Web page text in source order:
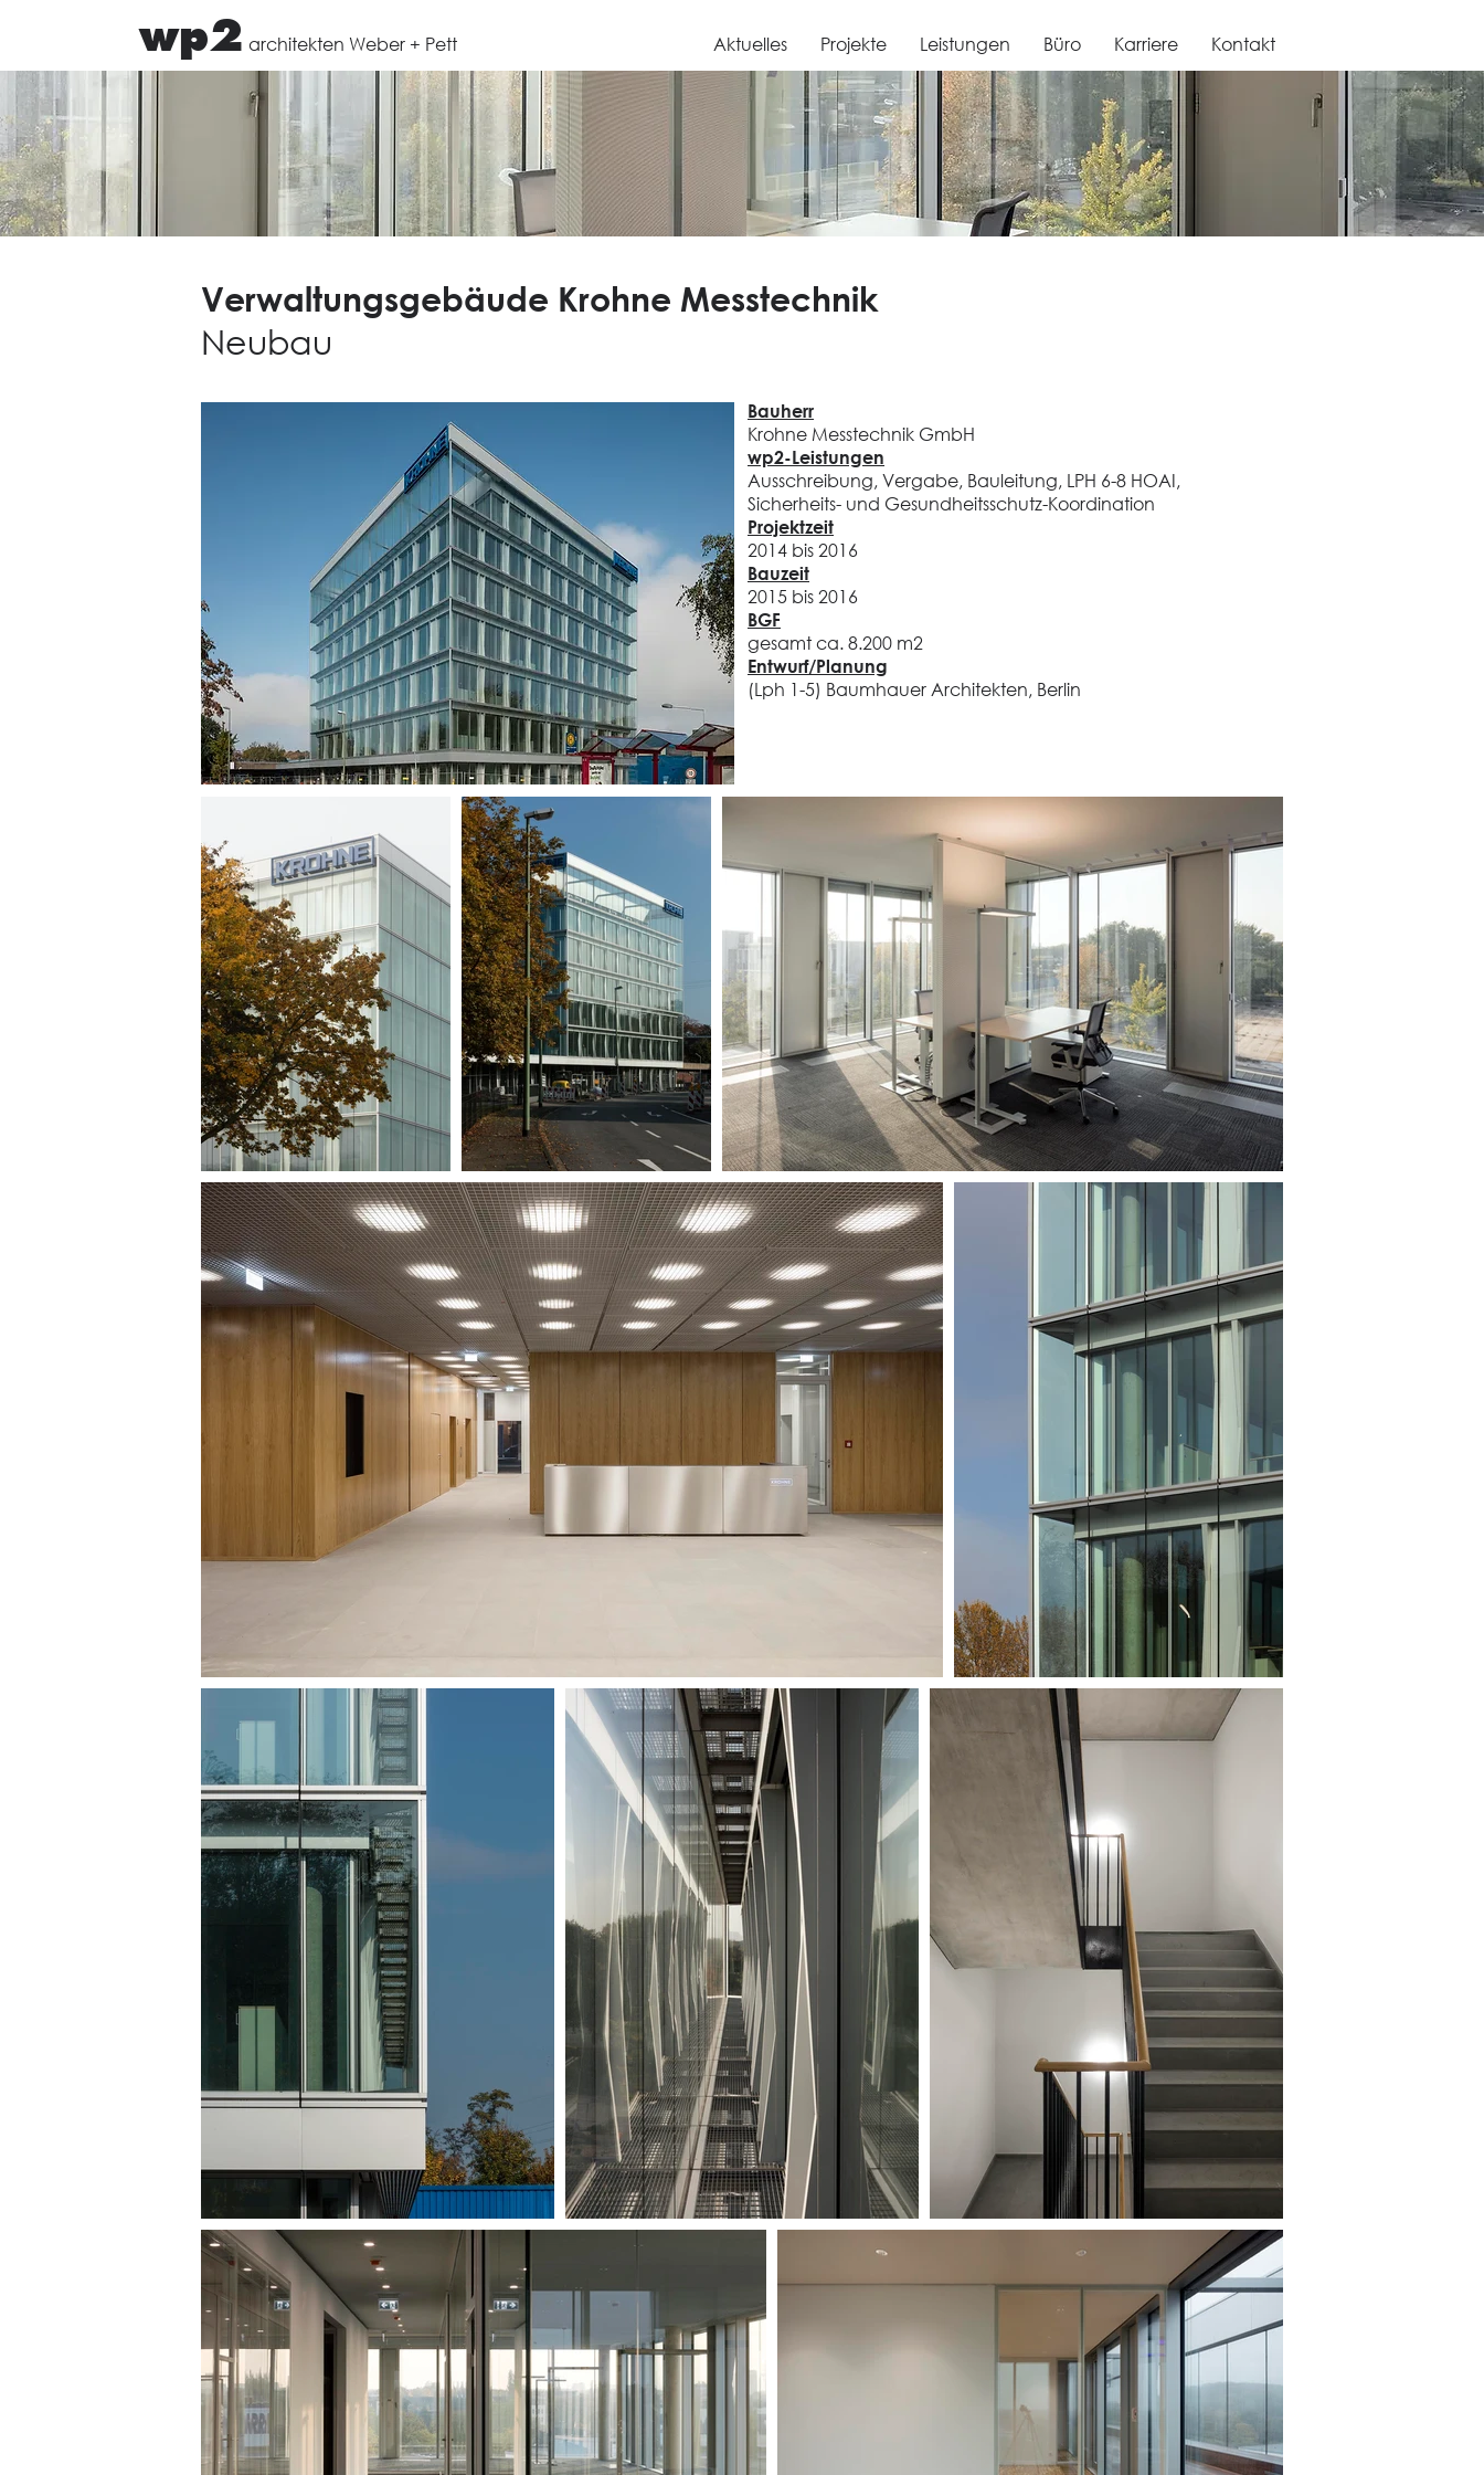
wp2 architekten Weber + Pett Aktuelles Projekte Leistungen Büro Karriere Kontakt
Verwaltungsgebäude Krohne Messtechnik
Neubau
Bauherr
Krohne Messtechnik GmbH
wp2-Leistungen
Ausschreibung, Vergabe, Bauleitung, LPH 6-8 HOAI,
Sicherheits- und Gesundheitsschutz-Koordination
Projektzeit
2014 bis 2016
Bauzeit
2015 bis 2016
BGF
gesamt ca. 8.200 m2
Entwurf/Planung
(Lph 1-5) Baumhauer Architekten, Berlin